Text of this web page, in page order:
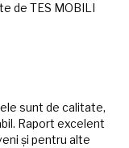
de TES MOBILI
sunt de calitate,
Raport excelent
și pentru alte